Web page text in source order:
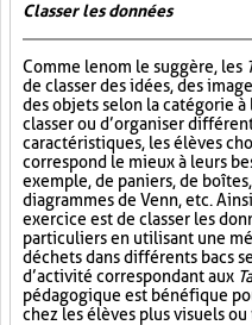
Classer les données
Comme le nom le suggère, les
de classer des idées, des
des objets selon la catégorie
classer ou d’organiser
caractéristiques, les élèves
correspond le mieux à leurs
exemple, de paniers, de
diagrammes de Venn, etc.
exercice est de classer les
particuliers en utilisant une
déchets dans différents bacs
d’activité correspondant aux
pédagogique est bénéfique
chez les élèves plus visuels ou